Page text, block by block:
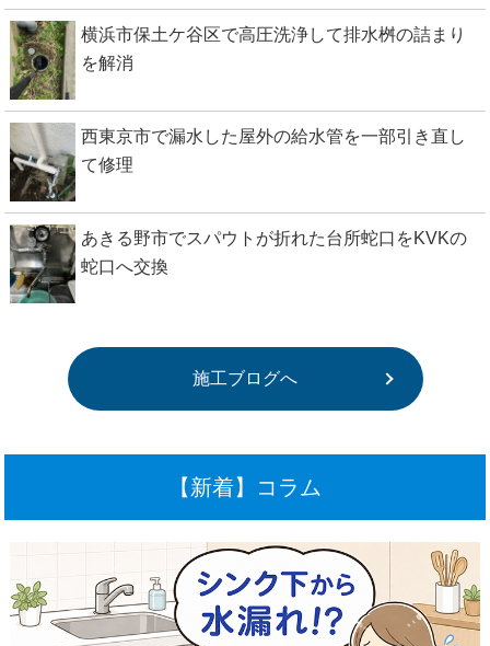
横浜市保土ケ谷区で高圧洗浄して排水桝の詰まり
を解消
西東京市で漏水した屋外の給水管を一部引き直し
て修理
あきる野市でスパウトが折れた台所蛇口をKVKの
蛇口へ交換
施工ブログへ
【新着】コラム